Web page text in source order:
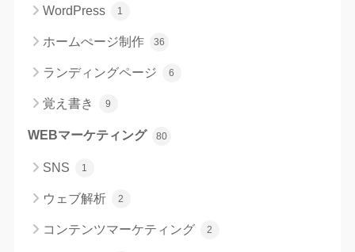
WordPress 1
ホームぺージ制作 36
ランディングページ 6
覚え書き 9
WEBマーケティング 80
SNS 1
ウェブ解析 2
コンテンツマーケティング 2